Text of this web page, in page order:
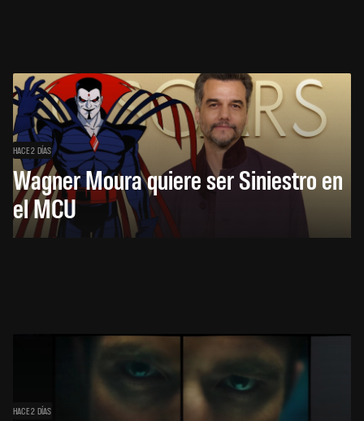
HACE 2 DÍAS
Wagner Moura quiere ser Siniestro en
el MCU
HACE 2 DÍAS